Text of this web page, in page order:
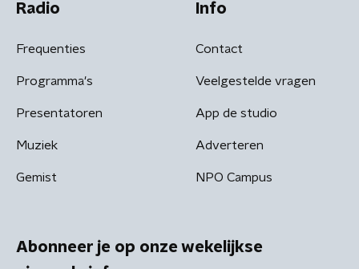
Radio
Frequenties
Programma's
Presentatoren
Muziek
Gemist
Info
Contact
Veelgestelde vragen
App de studio
Adverteren
NPO Campus
Abonneer je op onze wekelijkse